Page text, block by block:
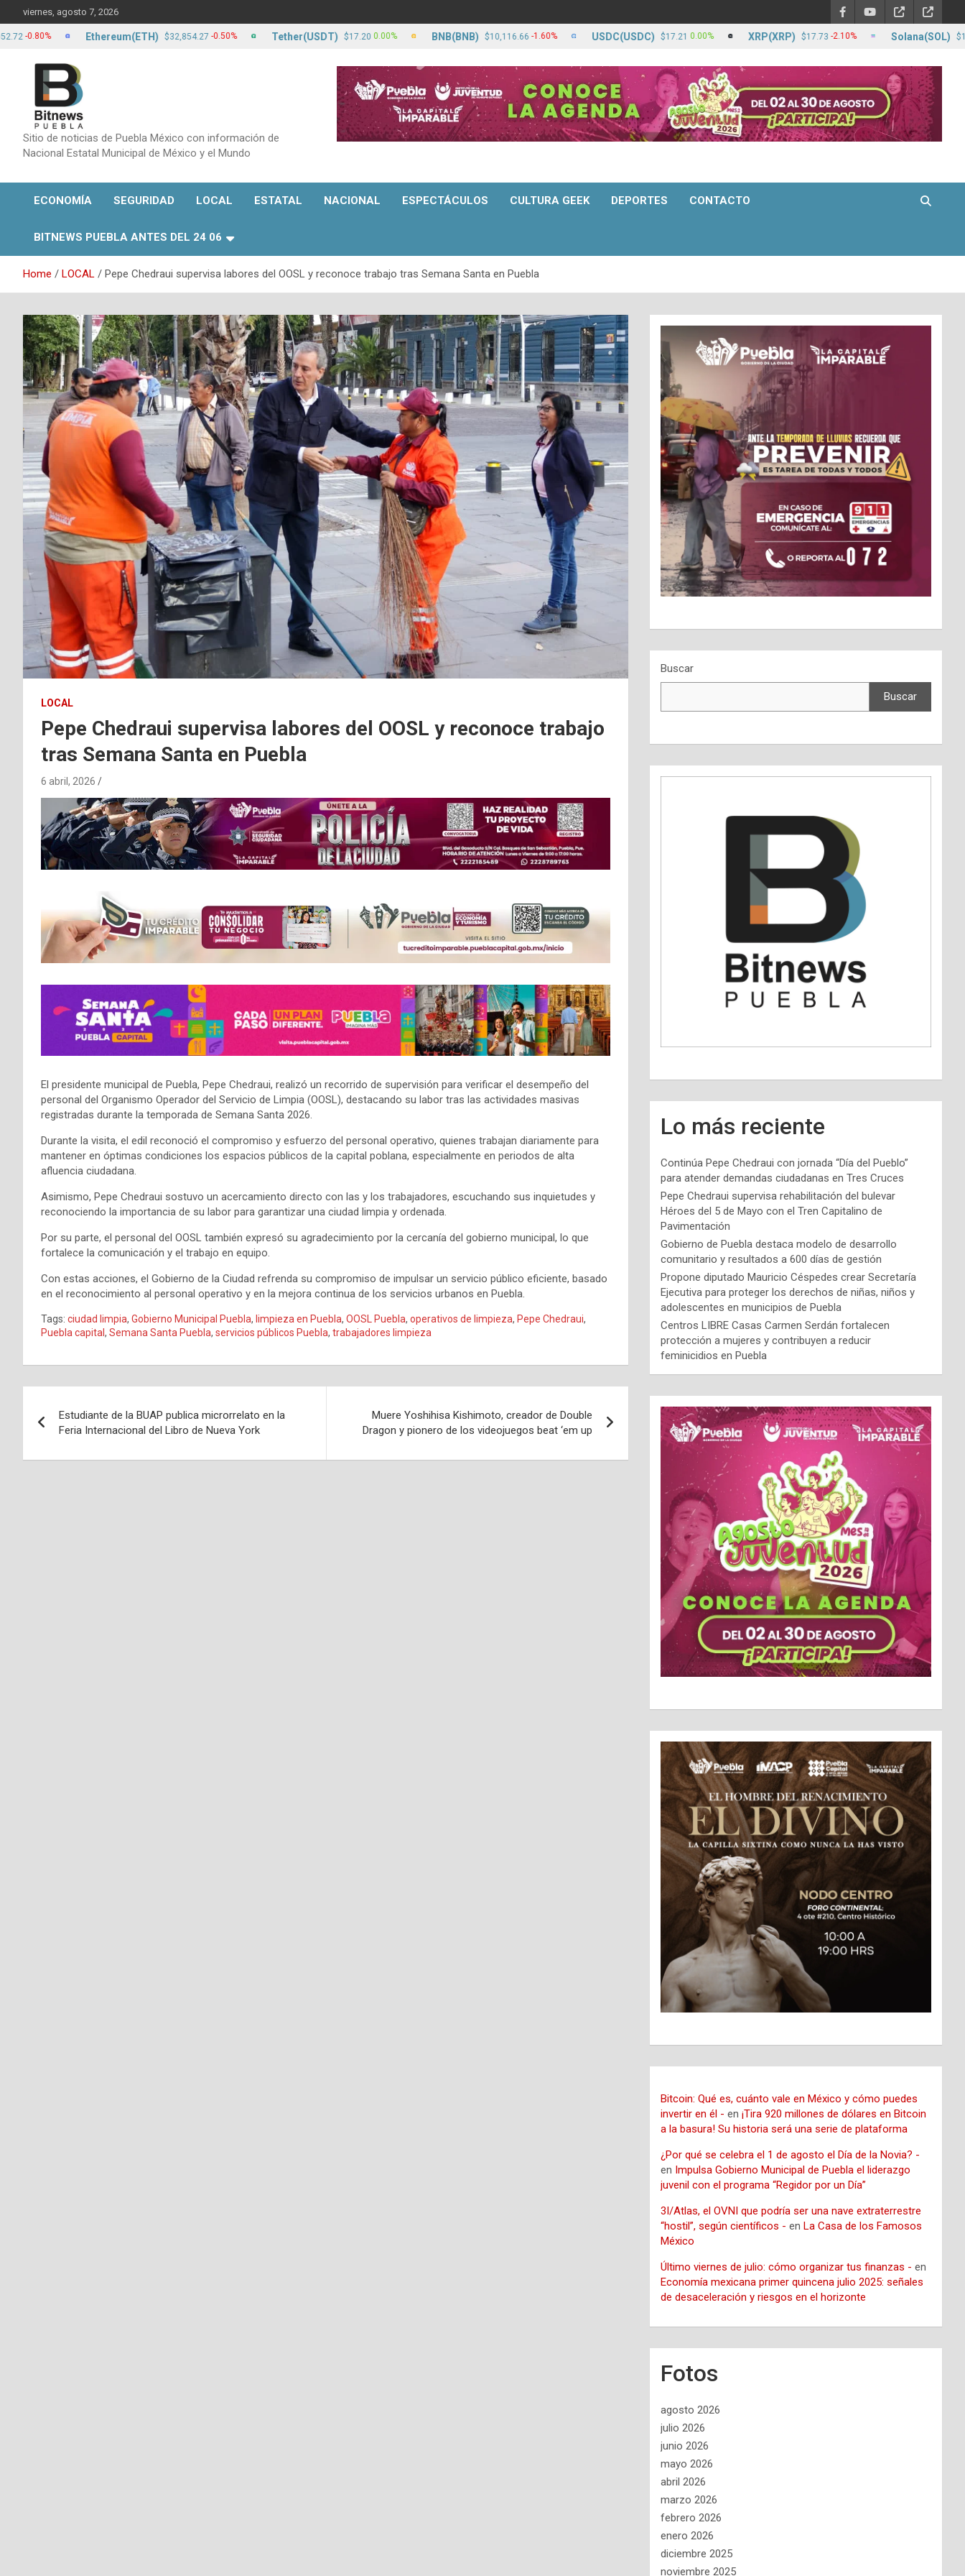
to
content
viernes, agosto 7, 2026
Sitio de noticias de Puebla México con información de
Nacional Estatal Municipal de México y el Mundo
ECONOMÍA SEGURIDAD LOCAL ESTATAL NACIONAL ESPECTÁCULOS CULTURA GEEK DEPORTES CONTACTO
BITNEWS PUEBLA ANTES DEL 24 06
Home LOCAL Pepe Chedraui supervisa labores del OOSL y reconoce trabajo tras Semana Santa en Puebla
LOCAL
Pepe Chedraui supervisa labores del OOSL y reconoce trabajo
tras Semana Santa en Puebla
6 abril, 2026
El presidente municipal de Puebla, Pepe Chedraui, realizó un recorrido de supervisión para verificar el desempeño del
personal del Organismo Operador del Servicio de Limpia (OOSL), destacando su labor tras las actividades masivas
registradas durante la temporada de Semana Santa 2026.
Durante la visita, el edil reconoció el compromiso y esfuerzo del personal operativo, quienes trabajan diariamente para
mantener en óptimas condiciones los espacios públicos de la capital poblana, especialmente en periodos de alta
afluencia ciudadana.
Asimismo, Pepe Chedraui sostuvo un acercamiento directo con las y los trabajadores, escuchando sus inquietudes y
reconociendo la importancia de su labor para garantizar una ciudad limpia y ordenada.
Por su parte, el personal del OOSL también expresó su agradecimiento por la cercanía del gobierno municipal, lo que
fortalece la comunicación y el trabajo en equipo.
Con estas acciones, el Gobierno de la Ciudad refrenda su compromiso de impulsar un servicio público eficiente, basado
en el reconocimiento al personal operativo y en la mejora continua de los servicios urbanos en Puebla.
Tags: ciudad limpia, Gobierno Municipal Puebla, limpieza en Puebla, OOSL Puebla, operativos de limpieza, Pepe Chedraui,
Puebla capital, Semana Santa Puebla, servicios públicos Puebla, trabajadores limpieza
de
entradas
Estudiante de la BUAP publica microrrelato en la
Feria Internacional del Libro de Nueva York
Muere Yoshihisa Kishimoto, creador de Double
Dragon y pionero de los videojuegos beat ‘em up
Buscar
Buscar
Lo más reciente
Continúa Pepe Chedraui con jornada “Día del Pueblo”
para atender demandas ciudadanas en Tres Cruces
Pepe Chedraui supervisa rehabilitación del bulevar
Héroes del 5 de Mayo con el Tren Capitalino de
Pavimentación
Gobierno de Puebla destaca modelo de desarrollo
comunitario y resultados a 600 días de gestión
Propone diputado Mauricio Céspedes crear Secretaría
Ejecutiva para proteger los derechos de niñas, niños y
adolescentes en municipios de Puebla
Centros LIBRE Casas Carmen Serdán fortalecen
protección a mujeres y contribuyen a reducir
feminicidios en Puebla
Bitcoin: Qué es, cuánto vale en México y cómo puedes
invertir en él - en¡Tira 920 millones de dólares en Bitcoin
a la basura! Su historia será una serie de plataforma
¿Por qué se celebra el 1 de agosto el Día de la Novia? -
en Impulsa Gobierno Municipal de Puebla el liderazgo
juvenil con el programa “Regidor por un Día”
3I/Atlas, el OVNI que podría ser una nave extraterrestre
“hostil”, según científicos - enLa Casa de los Famosos
México
Último viernes de julio: cómo organizar tus finanzas - en
Economía mexicana primer quincena julio 2025: señales
de desaceleración y riesgos en el horizonte
Fotos
agosto 2026
julio 2026
junio 2026
mayo 2026
abril 2026
marzo 2026
febrero 2026
enero 2026
diciembre 2025
noviembre 2025
Ethereum(ETH) $32,854.27 -0.50% Tether(USDT) $17.20 0.00% BNB(BNB) $10,116.66 -1.60% USDC(USDC) $17.21 0.00% XRP(XRP) $17.73 -2.10% Solana(SOL) $1,258.77